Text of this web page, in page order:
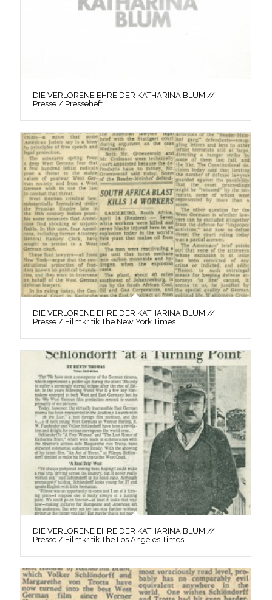
DIE VERLORENE EHRE DER KATHARINA BLUM //
Presse / Presseheft
DIE VERLORENE EHRE DER KATHARINA BLUM //
Presse / Filmkritik The New York Times
DIE VERLORENE EHRE DER KATHARINA BLUM //
Presse / Filmkritik The Los Angeles Times